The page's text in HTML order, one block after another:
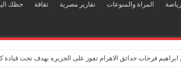
المراة والمنوعات تقارير مصرية ثقافة حظك
فرحات حدائق الاهرام تفوز على الجزيره بهدف تحت قيادة